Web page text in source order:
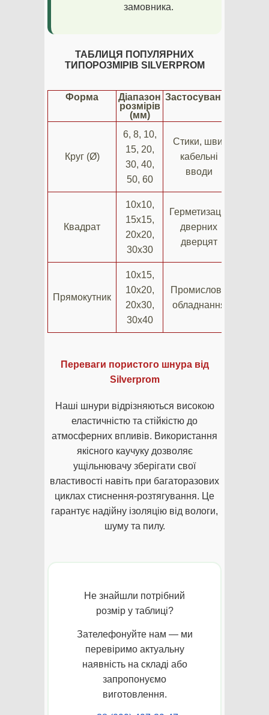
замовника.
ТАБЛИЦЯ ПОПУЛЯРНИХ
ТИПОРОЗМІРІВ SILVERPROM
Форма
Діапазон
розмірів
(мм)
Застосування
Круг (Ø)
6, 8, 10,
15, 20,
30, 40,
50, 60
Стики, шви,
кабельні
вводи
Квадрат
10х10,
15х15,
20х20,
30х30
Герметизація
дверних
дверцят
Прямокутник
10х15,
10х20,
20х30,
30х40
Промислове
обладнання
Переваги пористого шнура від
Silverprom
Наші шнури відрізняються високою
еластичністю та стійкістю до
атмосферних впливів. Використання
якісного каучуку дозволяє
ущільнювачу зберігати свої
властивості навіть при багаторазових
циклах стиснення-розтягування. Це
гарантує надійну ізоляцію від вологи,
шуму та пилу.
Не знайшли потрібний
розмір у таблиці?
Зателефонуйте нам — ми
перевіримо актуальну
наявність на складі або
запропонуємо
виготовлення.